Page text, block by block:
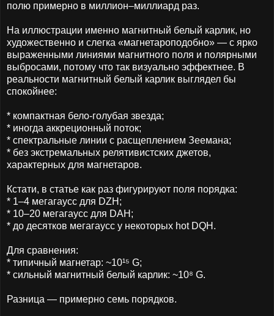
полю примерно в миллион–миллиард раз.
На иллюстрации именно магнитный белый карлик, но
художественно и слегка «магнетароподобно» — с ярко
выраженными линиями магнитного поля и полярными
выбросами, потому что так визуально эффектнее. В
реальности магнитный белый карлик выглядел бы
спокойнее:
* компактная бело-голубая звезда;
* иногда аккреционный поток;
* спектральные линии с расщеплением Зеемана;
* без экстремальных релятивистских джетов,
характерных для магнетаров.
Кстати, в статье как раз фигурируют поля порядка:
* 1–4 мегагаусс для DZH;
* 10–20 мегагаусс для DAH;
* до десятков мегагаусс у некоторых hot DQH.
Для сравнения:
* типичный магнетар: ~10¹⁵ G;
* сильный магнитный белый карлик: ~10⁸ G.
Разница — примерно семь порядков.